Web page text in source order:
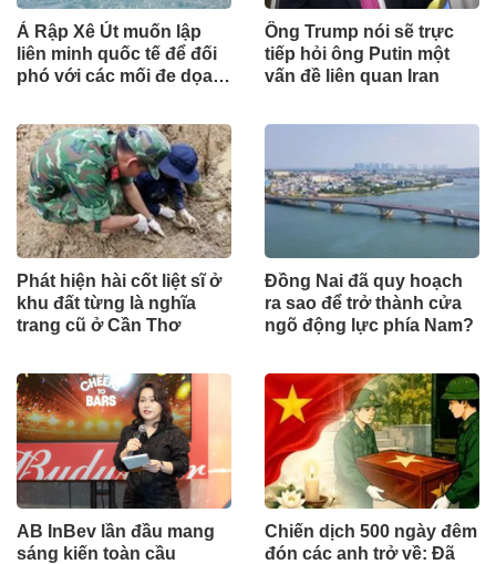
Ả Rập Xê Út muốn lập
liên minh quốc tế để đối
phó với các mối đe dọa
Ông Trump nói sẽ trực
tiếp hỏi ông Putin một
vấn đề liên quan Iran
Phát hiện hài cốt liệt sĩ ở
khu đất từng là nghĩa
trang cũ ở Cần Thơ
Đồng Nai đã quy hoạch
ra sao để trở thành cửa
ngõ động lực phía Nam?
AB InBev lần đầu mang
sáng kiến toàn cầu
Chiến dịch 500 ngày đêm
đón các anh trở về: Đã